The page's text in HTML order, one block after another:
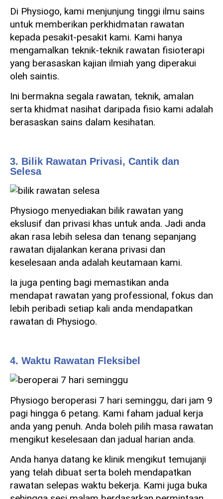
Di Physiogo, kami menjunjung tinggi ilmu sains
untuk memberikan perkhidmatan rawatan
kepada pesakit-pesakit kami. Kami hanya
mengamalkan teknik-teknik rawatan fisioterapi
yang berasaskan kajian ilmiah yang diperakui
oleh saintis.
Ini bermakna segala rawatan, teknik, amalan
serta khidmat nasihat daripada fisio kami adalah
berasaskan sains dalam kesihatan.
3. Bilik Rawatan Privasi, Cantik dan
Selesa
Physiogo menyediakan bilik rawatan yang
ekslusif dan privasi khas untuk anda. Jadi anda
akan rasa lebih selesa dan tenang sepanjang
rawatan dijalankan kerana privasi dan
keselesaan anda adalah keutamaan kami.
Ia juga penting bagi memastikan anda
mendapat rawatan yang professional, fokus dan
lebih peribadi setiap kali anda mendapatkan
rawatan di Physiogo.
4. Waktu Rawatan Fleksibel
Physiogo beroperasi 7 hari seminggu, dari jam 9
pagi hingga 6 petang. Kami faham jadual kerja
anda yang penuh. Anda boleh pilih masa rawatan
mengikut keselesaan dan jadual harian anda.
Anda hanya datang ke klinik mengikut temujanji
yang telah dibuat serta boleh mendapatkan
rawatan selepas waktu bekerja. Kami juga buka